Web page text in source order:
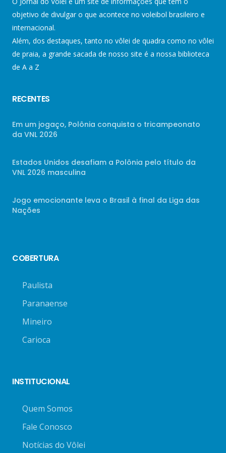
objetivo de divulgar o que acontece no voleibol brasileiro e
internacional.
Além, dos destaques, tanto no vôlei de quadra como no vôlei
de praia, a grande sacada de nosso site é a nossa biblioteca
de A a Z
RECENTES
Em um jogaço, Polônia conquista o tricampeonato
da VNL 2026
Estados Unidos desafiam a Polônia pelo título da
VNL 2026 masculina
Jogo emocionante leva o Brasil à final da Liga das
Nações
COBERTURA
Paulista
Paranaense
Mineiro
Carioca
INSTITUCIONAL
Quem Somos
Fale Conosco
Notícias do Vôlei